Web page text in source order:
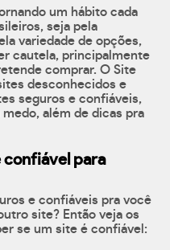
um hábito cada
seja pela
variedade de opções,
cautela, principalmente
comprar. O Site
desconhecidos e
seguros e confiáveis,
além de dicas pra
confiável para
e confiáveis pra você
site? Então veja os
se um site é confiável: